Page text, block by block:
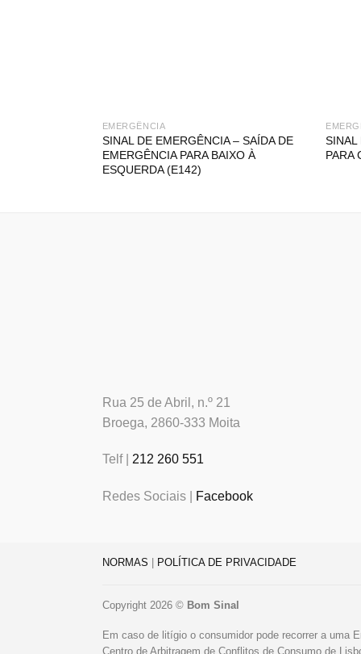
EMERGÊNCIA
SINAL DE EMERGÊNCIA – SAÍDA DE
EMERGÊNCIA PARA BAIXO À
ESQUERDA (E142)
SINAL
PARA
Rua 25 de Abril, n.º 21
Broega, 2860-333 Moita
Telf | 212 260 551
Redes Sociais | Facebook
NORMAS POLÍTICA DE PRIVACIDADE
Copyright 2026 © Bom Sinal
Em caso de litígio o consumidor pode recorrer a uma
Centro de Arbitragem de Conflitos de Consumo de